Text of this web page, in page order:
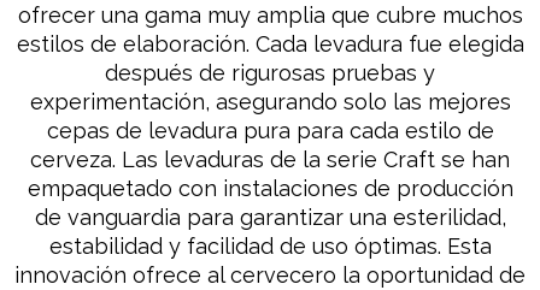
ofrecer una gama muy amplia que cubre muchos
estilos de elaboración. Cada levadura fue elegida
después de rigurosas pruebas y
experimentación, asegurando solo las mejores
cepas de levadura pura para cada estilo de
cerveza. Las levaduras de la serie Craft se han
empaquetado con instalaciones de producción
de vanguardia para garantizar una esterilidad,
estabilidad y facilidad de uso óptimas. Esta
innovación ofrece al cervecero la oportunidad de